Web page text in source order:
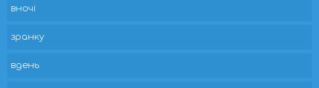
вночі
зранку
вдень